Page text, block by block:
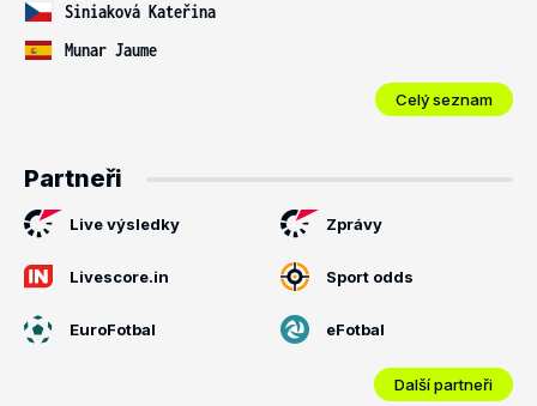
Siniaková Kateřina
Munar Jaume
Celý seznam
Partneři
Live výsledky Zprávy
Livescore.in Sport odds
EuroFotbal eFotbal
Další partneři